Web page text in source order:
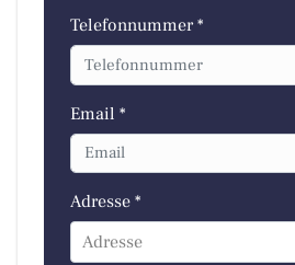
Telefonnummer *
Email *
Adresse *
Adresse